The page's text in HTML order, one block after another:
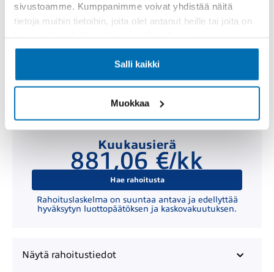
sivustoamme. Kumppanimme voivat yhdistää näitä
tietoja muihin tietoihin, joita olet antanut heille tai joita on
Salli kaikki
Muokkaa
Kuukausierä
881,06 €/kk
Hae rahoitusta
Rahoituslaskelma on suuntaa antava ja edellyttää
hyväksytyn luottopäätöksen ja kaskovakuutuksen.
Näytä rahoitustiedot